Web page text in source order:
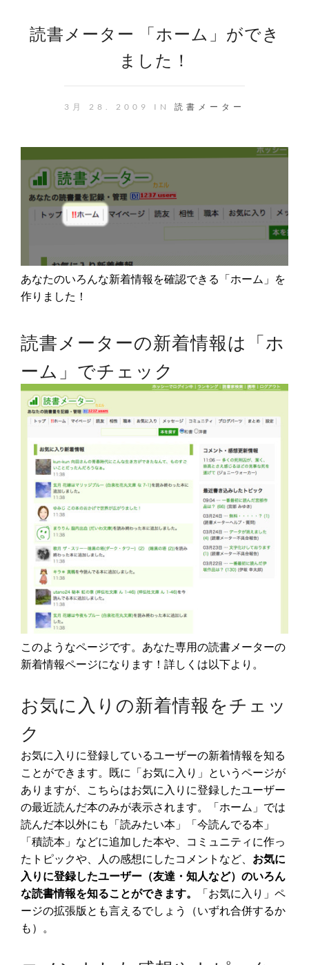
読書メーター 「ホーム」ができ
ました！
3月 28. 2009 IN 読書メーター
あなたのいろんな新着情報を確認できる「ホーム」を
作りました！
読書メーターの新着情報は「ホ
ーム」でチェック
このようなページです。あなた専用の読書メーターの
新着情報ページになります！詳しくは以下より。
お気に入りの新着情報をチェッ
ク
お気に入りに登録しているユーザーの新着情報を知る
ことができます。既に「お気に入り」というページが
ありますが、こちらはお気に入りに登録したユーザー
の最近読んだ本のみが表示されます。「ホーム」では
読んだ本以外にも「読みたい本」「今読んでる本」
「積読本」などに追加した本や、コミュニティに作っ
たトピックや、人の感想にしたコメントなど、 お気に
入りに登録したユーザー（友達・知人など）のいろん
な読書情報を知ることができます。
「お気に入り」ペ
ージの拡張版とも言えるでしょう（いずれ合併するか
も）。